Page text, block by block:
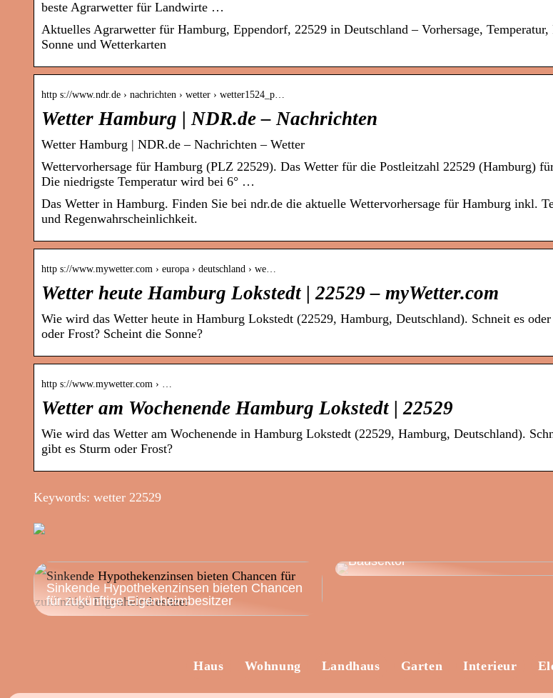
beste Agrarwetter für Landwirte …
Aktuelles Agrarwetter für Hamburg, Eppendorf, 22529 in Deutschland – Vorhersage,
Sonne und Wetterkarten
http s://www.ndr.de › nachrichten › wetter › wetter1524_p…
Wetter Hamburg | NDR.de – Nachrichten
Wetter Hamburg | NDR.de – Nachrichten – Wetter
Wettervorhersage für Hamburg (PLZ 22529). Das Wetter für die Postleitzahl 22529 (Hamburg)
Die niedrigste Temperatur wird bei 6° …
Das Wetter in Hamburg. Finden Sie bei ndr.de die aktuelle Wettervorhersage für Hamburg inkl.
und Regenwahrscheinlichkeit.
http s://www.mywetter.com › europa › deutschland › we…
Wetter heute Hamburg Lokstedt | 22529 – myWetter.com
Wie wird das Wetter heute in Hamburg Lokstedt (22529, Hamburg, Deutschland). Schneit es
oder Frost? Scheint die Sonne?
http s://www.mywetter.com › …
Wetter am Wochenende Hamburg Lokstedt | 22529
Wie wird das Wetter am Wochenende in Hamburg Lokstedt (22529, Hamburg, Deutschland).
gibt es Sturm oder Frost?
Keywords: wetter 22529
Sinkende Hypothekenzinsen bieten Chancen
für zukünftige Eigenheimbesitzer
Bausektor
Haus Wohnung Landhaus Garten Interieur